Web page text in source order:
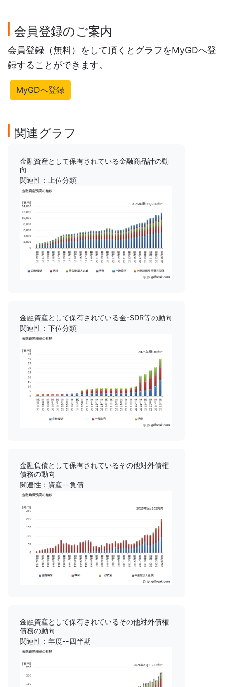
会員登録のご案内
会員登録（無料）をして頂くとグラフをMyGDへ登
録することができます。
MyGDへ登録
関連グラフ
金融資産として保有されている金融商品計の動
向
関連性：上位分類
金融資産として保有されている金･SDR等の動向
関連性：下位分類
金融負債として保有されているその他対外債権
債務の動向
関連性：資産--負債
金融資産として保有されているその他対外債権
債務の動向
関連性：年度--四半期